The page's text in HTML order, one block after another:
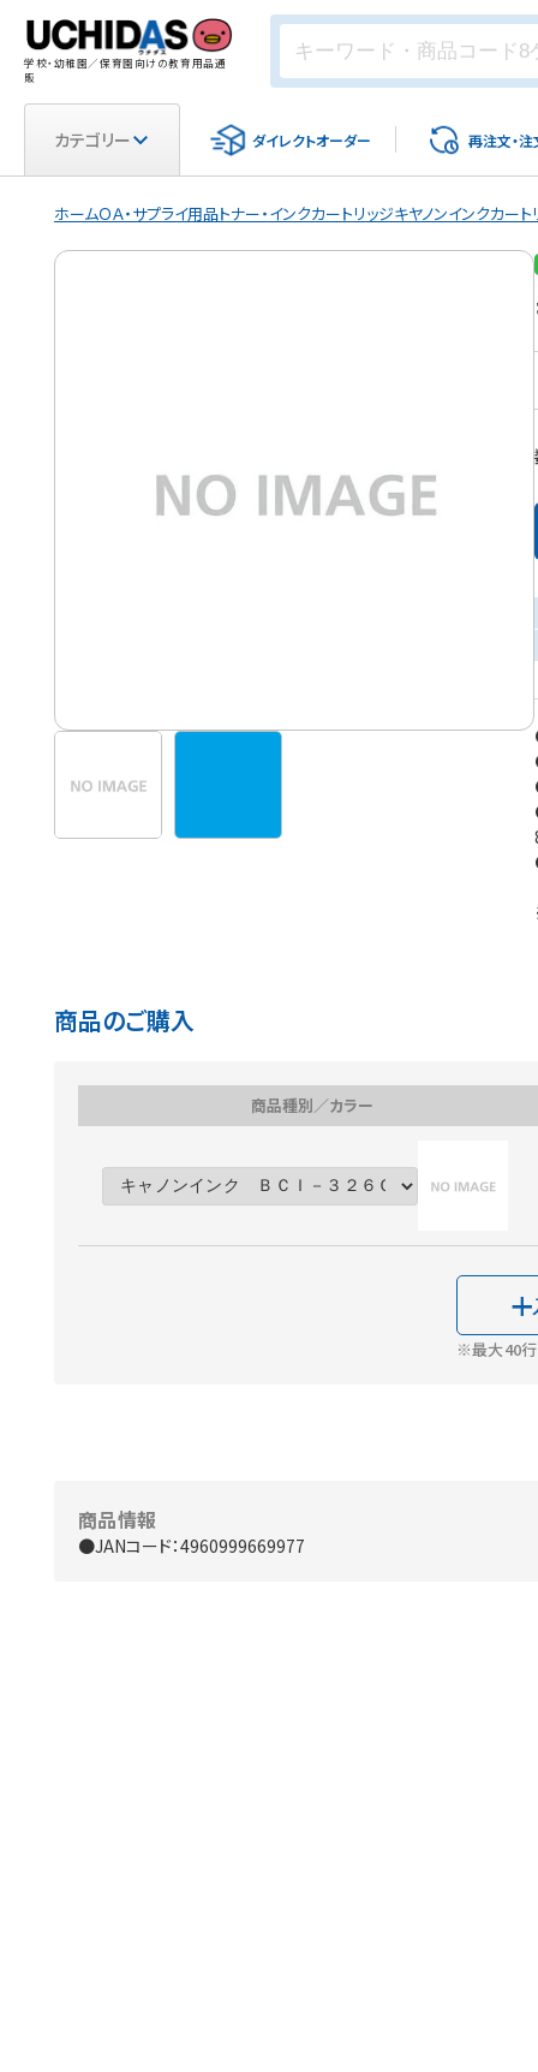
学校・幼稚園／保育園向けの教育用品通
販
カテゴリー ダイレクトオーダー 再注文・注
ホームＯＡ・サプライ用品トナー・インクカートリッジキヤノンインクカート
商品のご購入
商品種別／カラー
※最大40行
商品情報
●JANコード：4960999669977